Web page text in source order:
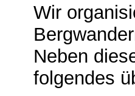
Wir
Neben
folgendes